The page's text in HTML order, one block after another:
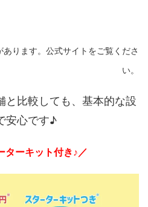
ります。公式サイトをご覧くださ
い。
と比較しても、基本的な設
安心です♪
ターキット付き♪／